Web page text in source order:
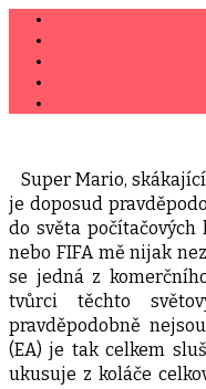
Super Mario,
je doposud
do světa počítačových
nebo FIFA mě nijak
se jedná z
tvůrci těchto
pravděpodobně
(EA) je tak celkem
ukusuje z koláče